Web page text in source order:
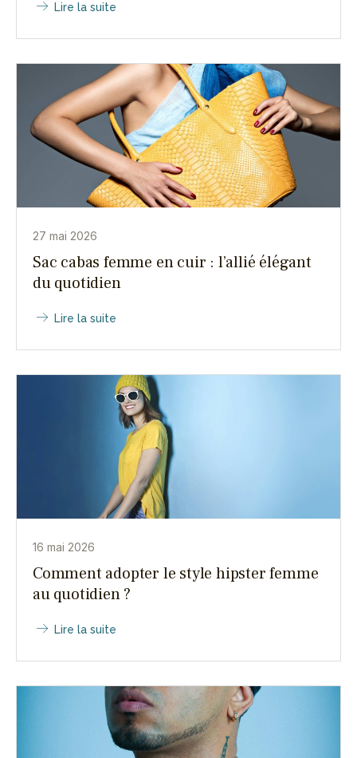
Lire la suite
27 mai 2026
Sac cabas femme en cuir : l’allié élégant
du quotidien
Lire la suite
16 mai 2026
Comment adopter le style hipster femme
au quotidien ?
Lire la suite